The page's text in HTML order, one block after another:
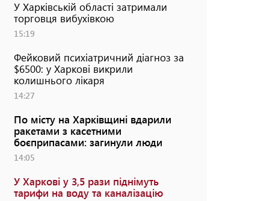
У Харківській області затримали
торговця вибухівкою
15:19
Фейковий психіатричний діагноз за
$6500: у Харкові викрили
колишнього лікаря
14:27
По місту на Харківщині вдарили
ракетами з касетними
боєприпасами: загинули люди
14:05
У Харкові у 3,5 рази піднімуть
тарифи на воду та каналізацію